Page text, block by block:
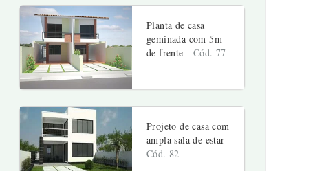
Planta de casa
geminada com 5m
de frente- Cód. 77
Projeto de casa com
ampla sala de estar-
Cód. 82